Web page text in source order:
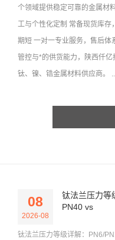
个领域提供稳定可靠的金属材
工与个性化定制 常备现货库存
期短 一对一专业服务，售后体
管控与*的供货能力，陕西仟
钛、镍、锆金属材料供应商。
08
2026-08
钛法兰压力等
PN40 vs
钛法兰压力等级详解：PN6/